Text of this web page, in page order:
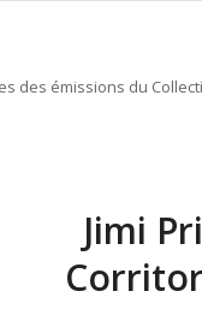
des émissions du
Jimi